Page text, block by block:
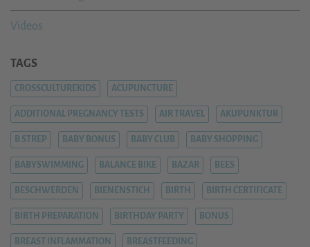
Videos
TAGS
CROSSCULTUREKIDS ACUPUNCTURE
ADDITIONAL PREGNANCY TESTS AIR TRAVEL AKUPUNKTUR
B STREP BABY BONUS BABY CLUB BABY SHOPPING
BABYSWIMMING BALANCE BIKE BAZAR BEES
BESCHWERDEN BIENENSTICH BIRTH BIRTH CERTIFICATE
BIRTH PREPARATION BIRTHDAY PARTY BONUS
BREAST INFLAMMATION BREASTFEEDING